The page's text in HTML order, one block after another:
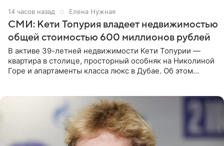
14 часов назад Елена Нужная
СМИ: Кети Топурия владеет недвижимостью
общей стоимостью 600 миллионов рублей
В активе 39-летней недвижимости Кети Топурии —
квартира в столице, просторный особняк на Николиной
Горе и апартаменты класса люкс в Дубае. Об этом